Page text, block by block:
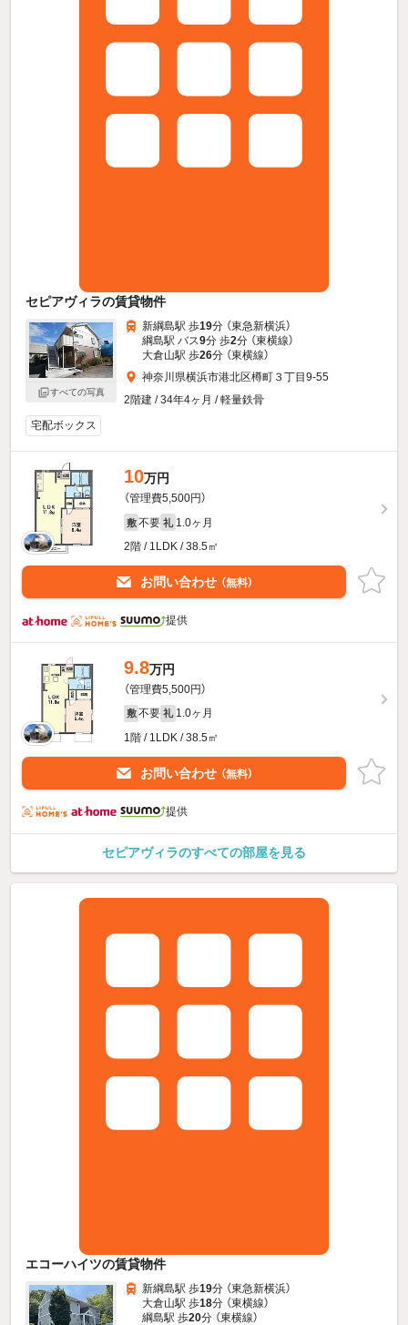
セピアヴィラの賃貸物件
すべての写真
新綱島駅 歩19分 （東急新横浜）
綱島駅 バス9分 歩2分 （東横線）
大倉山駅 歩26分 （東横線）
神奈川県横浜市港北区樽町３丁目9-55
2階建 / 34年4ヶ月 / 軽量鉄骨
宅配ボックス
10万円
（管理費5,500円）
敷 不要 礼 1.0ヶ月
2階 / 1LDK / 38.5㎡
お問い合わせ （無料）
提供
9.8万円
（管理費5,500円）
敷 不要 礼 1.0ヶ月
1階 / 1LDK / 38.5㎡
お問い合わせ （無料）
提供
セピアヴィラのすべての部屋を見る
エコーハイツの賃貸物件
新綱島駅 歩19分 （東急新横浜）
大倉山駅 歩18分 （東横線）
綱島駅 歩20分 （東横線）